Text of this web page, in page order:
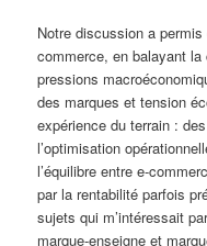
Notre discussion a
commerce, en balayant
pressions
des marques et tension
expérience du terrain :
l’optimisation
l’équilibre entre e-
par la rentabilité parfois
sujets qui m’intéressait
marque-enseigne et